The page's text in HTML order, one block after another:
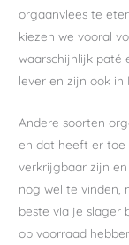
orgaanvlees te
kiezen we vooral
waarschijnlijk paté
lever en zijn ook in
Andere soorten
en dat heeft er toe
verkrijgbaar zijn
nog wel te vinden,
beste via je slager
op voorraad